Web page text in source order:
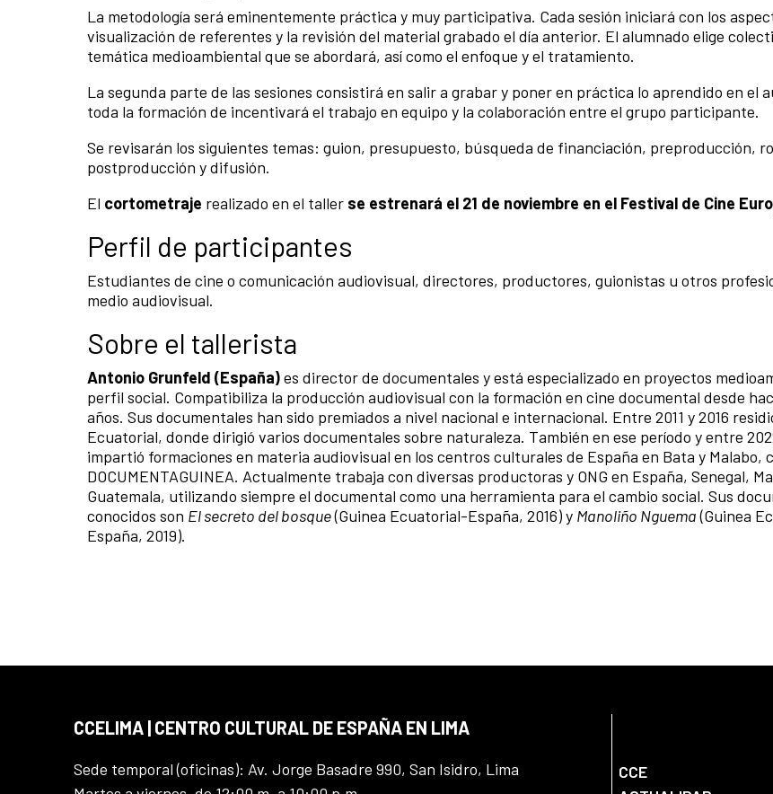
La metodología será eminentemente práctica y muy participativa. Cada sesión iniciará con los
visualización de referentes y la revisión del material grabado el día anterior. El alumnado elige
temática medioambiental que se abordará, así como el enfoque y el tratamiento.
La segunda parte de las sesiones consistirá en salir a grabar y poner en práctica lo aprendido en el
toda la formación de incentivará el trabajo en equipo y la colaboración entre el grupo participante.
Se revisarán los siguientes temas: guion, presupuesto, búsqueda de financiación, preproducción,
postproducción y difusión.
El cortometraje realizado en el taller se estrenará el 21 de noviembre en el Festival de Cine
Perfil de participantes
Estudiantes de cine o comunicación audiovisual, directores, productores, guionistas u otros
medio audiovisual.
Sobre el tallerista
Antonio Grunfeld (España)es director de documentales y está especializado en proyectos
perfil social. Compatibiliza la producción audiovisual con la formación en cine documental desde
años. Sus documentales han sido premiados a nivel nacional e internacional. Entre 2011 y 2016
Ecuatorial, donde dirigió varios documentales sobre naturaleza. También en ese período y entre
impartió formaciones en materia audiovisual en los centros culturales de España en Bata y Malabo,
DOCUMENTAGUINEA. Actualmente trabaja con diversas productoras y ONG en España, Senegal,
Guatemala, utilizando siempre el documental como una herramienta para el cambio social. Sus
conocidos son El secreto del bosque(Guinea Ecuatorial-España, 2016) y Manoliño Nguema(Guinea
España, 2019).
CCELIMA | CENTRO CULTURAL DE ESPAÑA EN LIMA
Sede temporal (oficinas): Av. Jorge Basadre 990, San Isidro, Lima
CCE